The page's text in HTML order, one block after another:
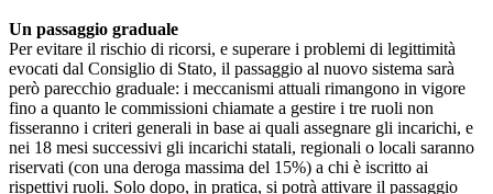
Un passaggio graduale
Per evitare il rischio di ricorsi, e superare i problemi di legittimità
evocati dal Consiglio di Stato, il passaggio al nuovo sistema sarà
però parecchio graduale: i meccanismi attuali rimangono in vigore
fino a quanto le commissioni chiamate a gestire i tre ruoli non
fisseranno i criteri generali in base ai quali assegnare gli incarichi, e
nei 18 mesi successivi gli incarichi statali, regionali o locali saranno
riservati (con una deroga massima del 15%) a chi è iscritto ai
rispettivi ruoli. Solo dopo, in pratica, si potrà attivare il passaggio